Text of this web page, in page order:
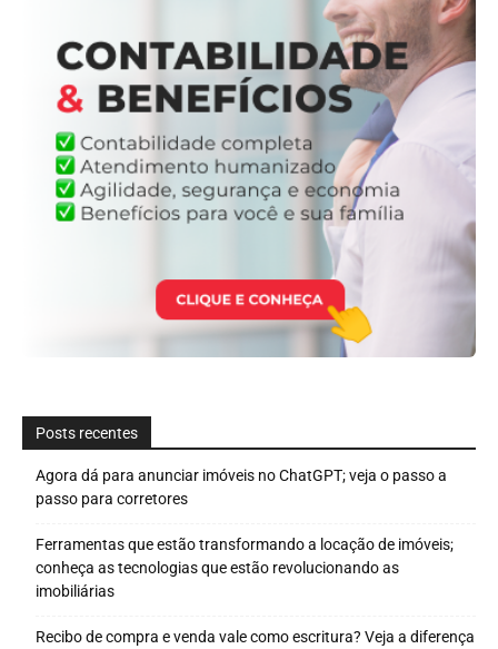
Posts recentes
Agora dá para anunciar imóveis no ChatGPT; veja o passo a
passo para corretores
Ferramentas que estão transformando a locação de imóveis;
conheça as tecnologias que estão revolucionando as
imobiliárias
Recibo de compra e venda vale como escritura? Veja a diferença